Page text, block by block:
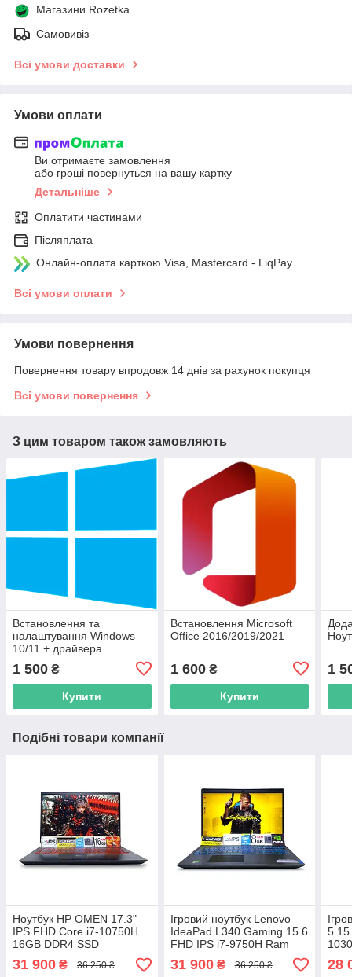
Магазини Rozetka
Самовивіз
Всі умови доставки
Умови оплати
Ви отримаєте замовлення
або гроші повернуться на вашу картку
Детальніше
Оплатити частинами
Післяплата
Онлайн-оплата карткою Visa, Mastercard - LiqPay
Всі умови оплати
Умови повернення
Повернення товару впродовж 14 днів за рахунок покупця
Всі умови повернення
З цим товаром також замовляють
Встановлення та
налаштування Windows
10/11 + драйвера
1 500 ₴
Купити
Встановлення Microsoft
Office 2016/2019/2021
1 600₴
Купити
1
Подібні товари компанії
Ноутбук HP OMEN 17.3"
IPS FHD Core i7-10750H
16GB DDR4 SSD
256GB+1TB HDD Nvidia
GTX 1660TI 6GB
31 900 ₴ 36 250 ₴
Ігровий ноутбук Lenovo
IdeaPad L340 Gaming 15.6
FHD IPS i7-9750H Ram
8GB DDR4 SSD 256GB
NVIDIA GTX1650 4GB
31 900₴ 36 250 ₴
5
28